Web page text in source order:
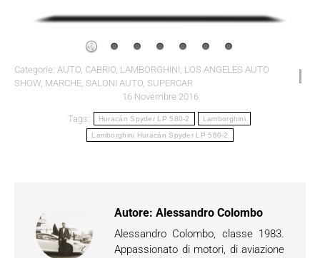
Categorie: AUTO, CABRIO, LAMBORGHINI, LOS ANGELES AUTO
SHOW, MARCHE, SALONI AUTO, SUPERCAR
16 Novembre 2016
Tags: Huracán Spyder LP 580-2 Lamborghini
Lamborghini Huracán Spyder LP 580-2
Autore: Alessandro Colombo
Alessandro Colombo, classe 1983.
Appassionato di motori, di aviazione